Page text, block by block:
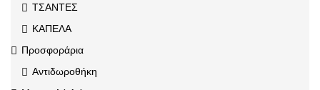
ΤΣΑΝΤΕΣ
ΚΑΠΕΛΑ
Προσφοράρια
Αντιδωροθήκη